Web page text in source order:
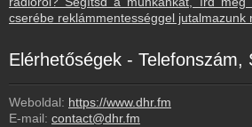
cserébe reklámmentességgel jutalmazunk
Weboldal: https://www.dhr.fm
E-mail: contact@dhr.fm